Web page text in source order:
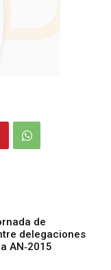
de
delegaciones
AN‑2015